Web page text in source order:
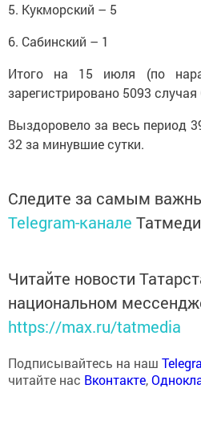
5. Кукморский – 5
6. Сабинский – 1
Итого на 15 июля (по
зарегистрировано 5093 случая
Выздоровело за весь период
32 за минувшие сутки.
Следите за самым
Telegram-канале
Читайте новости
национальном
https://max.ru/tatmedia
Подписывайтесь на наш
читайте нас Вконтакте,